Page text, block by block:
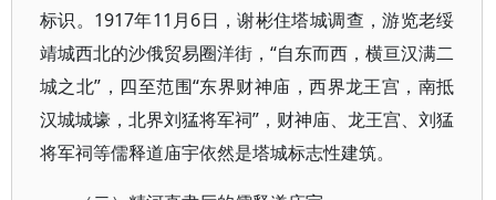
标识。1917年11月6日，谢彬住塔城调查，游览老绥
靖城西北的沙俄贸易圈洋街，“自东而西，横亘汉满二
城之北”，四至范围“东界财神庙，西界龙王宫，南抵
汉城城壕，北界刘猛将军祠”，财神庙、龙王宫、刘猛
将军祠等儒释道庙宇依然是塔城标志性建筑。